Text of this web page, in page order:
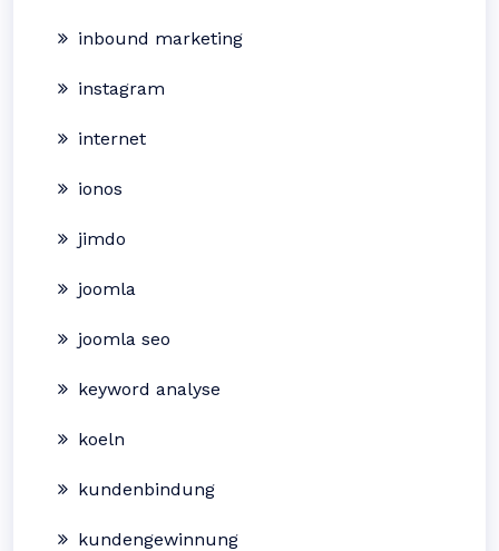
inbound marketing
instagram
internet
ionos
jimdo
joomla
joomla seo
keyword analyse
koeln
kundenbindung
kundengewinnung